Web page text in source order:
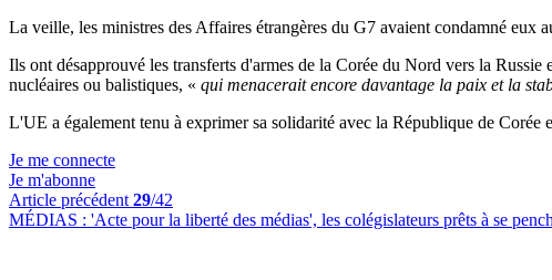
La veille, les ministres des Affaires étrangères du G7 avaient condamné eux
Ils ont désapprouvé les transferts d'armes de la Corée du Nord vers la Russie
nucléaires ou balistiques, « qui menacerait encore davantage la paix et la
L'UE a également tenu à exprimer sa solidarité avec la République de Corée
Je me connecte
Je m'abonne
Article précédent 29/42
MÉDIAS : 'Acte pour la liberté des médias', les colégislateurs prêts à se